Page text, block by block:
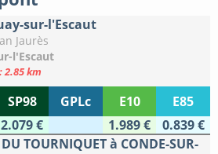
sur-l'Escaut
Jaurès
l'Escaut
2.85 km
SP98 GPLc E10
E85
2.079 € 1.989 €
0.839 €
TOURNIQUET à CONDE-SUR-